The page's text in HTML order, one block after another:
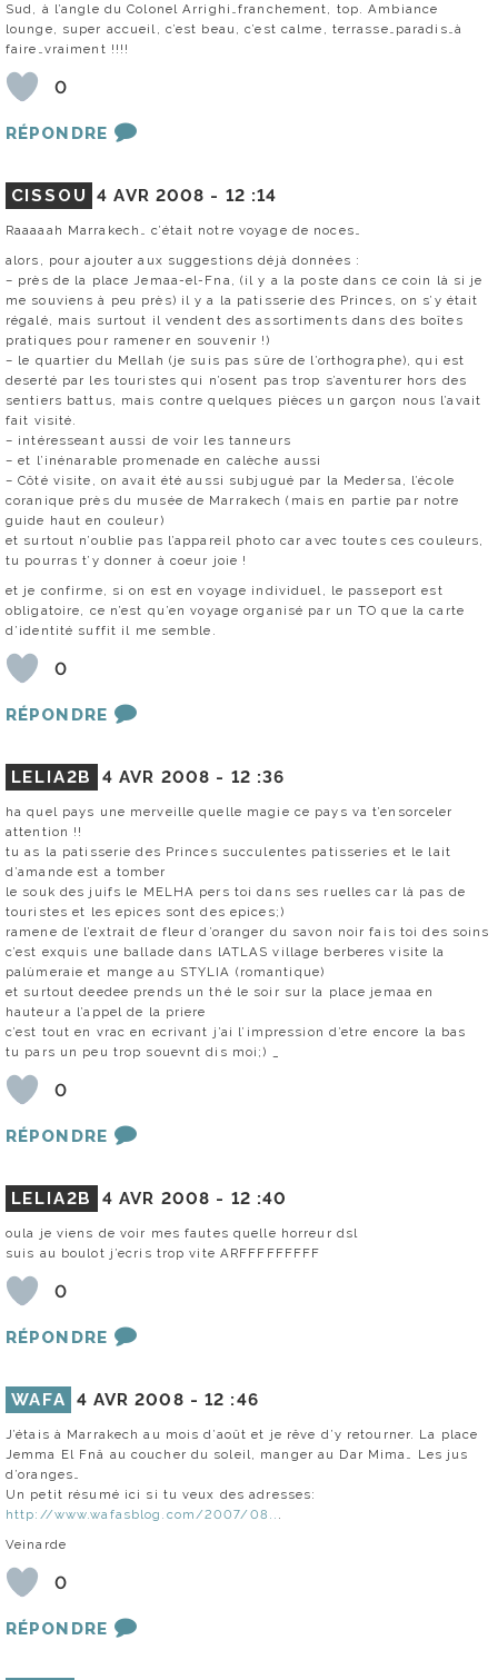
Sud, à l’angle du Colonel Arrighi…franchement, top. Ambiance
lounge, super accueil, c’est beau, c’est calme, terrasse…paradis…à
faire…vraiment !!!!
0
RÉPONDRE
CISSOU 4 AVR 2008 - 12 :14
Raaaaah Marrakech… c’était notre voyage de noces…
alors, pour ajouter aux suggestions déjà données :
– près de la place Jemaa-el-Fna, (il y a la poste dans ce coin là si je
me souviens à peu près) il y a la patisserie des Princes, on s’y était
régalé, mais surtout il vendent des assortiments dans des boîtes
pratiques pour ramener en souvenir !)
– le quartier du Mellah (je suis pas sûre de l’orthographe), qui est
deserté par les touristes qui n’osent pas trop s’aventurer hors des
sentiers battus, mais contre quelques pièces un garçon nous l’avait
fait visité.
– intéresseant aussi de voir les tanneurs
– et l’inénarable promenade en calèche aussi
– Côté visite, on avait été aussi subjugué par la Medersa, l’école
coranique près du musée de Marrakech (mais en partie par notre
guide haut en couleur)
et surtout n’oublie pas l’appareil photo car avec toutes ces couleurs,
tu pourras t’y donner à coeur joie !
et je confirme, si on est en voyage individuel, le passeport est
obligatoire, ce n’est qu’en voyage organisé par un TO que la carte
d’identité suffit il me semble.
0
RÉPONDRE
LELIA2B 4 AVR 2008 - 12 :36
ha quel pays une merveille quelle magie ce pays va t’ensorceler
attention !!
tu as la patisserie des Princes succulentes patisseries et le lait
d’amande est a tomber
le souk des juifs le MELHA pers toi dans ses ruelles car là pas de
touristes et les epices sont des epices;)
ramene de l’extrait de fleur d’oranger du savon noir fais toi des soins
c’est exquis une ballade dans lATLAS village berberes visite la
palùmeraie et mange au STYLIA (romantique)
et surtout deedee prends un thé le soir sur la place jemaa en
hauteur a l’appel de la priere
c’est tout en vrac en ecrivant j’ai l’impression d’etre encore la bas
tu pars un peu trop souevnt dis moi;) _
0
RÉPONDRE
LELIA2B 4 AVR 2008 - 12 :40
oula je viens de voir mes fautes quelle horreur dsl
suis au boulot j’ecris trop vite ARFFFFFFFFF
0
RÉPONDRE
WAFA 4 AVR 2008 -12 :46
J’étais à Marrakech au mois d’août et je rêve d’y retourner. La place
Jemma El Fnâ au coucher du soleil, manger au Dar Mima… Les jus
d’oranges…
Un petit résumé ici si tu veux des adresses:
http://www.wafasblog.com/2007/08.. .
Veinarde
0
RÉPONDRE